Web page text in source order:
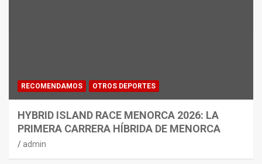
RECOMENDAMOS OTROS DEPORTES
HYBRID ISLAND RACE MENORCA 2026: LA
PRIMERA CARRERA HÍBRIDA DE MENORCA
admin